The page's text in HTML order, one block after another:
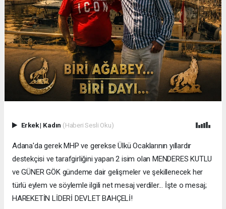
Erkek| Kadın (Haberi Sesli Oku)
Adana'da gerek MHP ve gerekse Ülkü Ocaklarının yıllardır
destekçisi ve tarafgirliğini yapan 2 isim olan MENDERES KUTLU
ve GÜNER GÖK gündeme dair gelişmeler ve şekillenecek her
türlü eylem ve söylemle ilgili net mesaj verdiler... İşte o mesaj;
HAREKETİN LİDERİ DEVLET BAHÇELİ!